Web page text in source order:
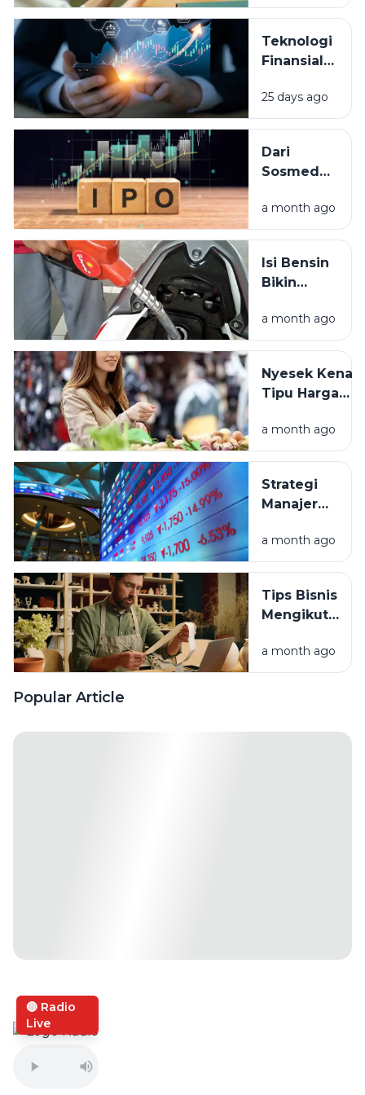
Dipakai di
Aplikasi?
Teknologi
Finansial
Kehidupan
Sehari-hari:
Cara Baru Kita
Mengelola
dan
Uang
25 days ago
Dari
Sosmed
Panduan
Lengkap
Istilah IPO
a month ago
Isi Bensin
Bikin
Rahasia
Hemat
Dompet
Sehat
a month ago
Nyesek Kena
Tipu Harga
a month ago
Strategi
Manajer
Afrika
Selatan
Aset
Murah di
a month ago
Tips Bisnis
Mengikuti
Hindari
Rugi Stok
a month ago
Popular Article
🔴 Radio
Live